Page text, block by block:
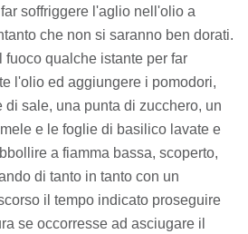
soffriggere l'aglio nell'olio a
che non si saranno ben dorati.
qualche istante per far
l'olio ed aggiungere i pomodori,
sale, una punta di zucchero, un
e le foglie di basilico lavate e
a fiamma bassa, scoperto,
di tanto in tanto con un
il tempo indicato proseguire
se occorresse ad asciugare il